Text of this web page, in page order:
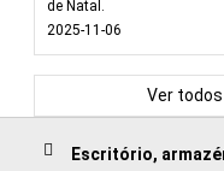
de Natal.
2025-11-06
Ver
Escritório,